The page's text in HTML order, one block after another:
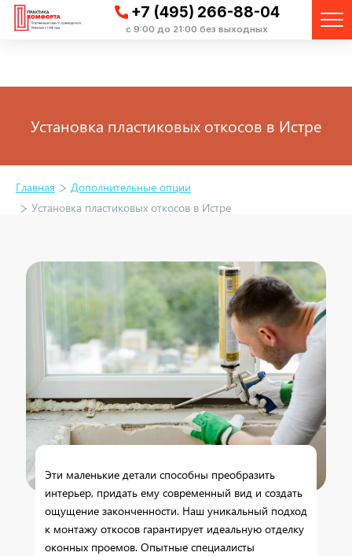
+7 (495) 266-88-04
с 9:00 до 21:00 без выходных
Установка пластиковых откосов в Истре
Главная
Дополнительные опции
Установка пластиковых откосов в Истре
Эти маленькие детали способны преобразить
интерьер, придать ему современный вид и создать
ощущение законченности. Наш уникальный подход
к монтажу откосов гарантирует идеальную отделку
оконных проемов. Опытные специалисты